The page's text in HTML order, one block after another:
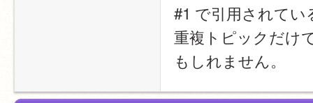
#1 で引用されて
重複トピックだけ
もしれません。